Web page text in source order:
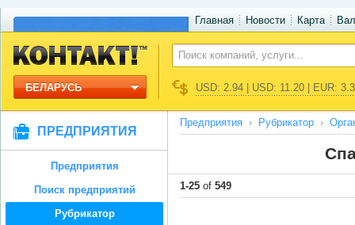
Главная Новости Карта
БЕЛАРУСЬ USD: 2.94 | USD: 11.20 | EUR:
ПРЕДПРИЯТИЯ
Предприятия
Поиск предприятий
Рубрикатор
Предприятия Рубрикатор
1-25 of 549